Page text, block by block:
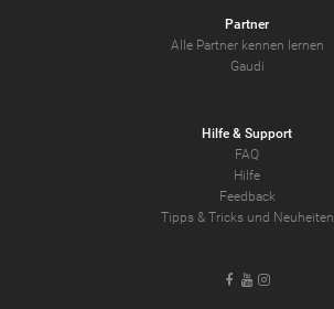
Partner
Alle Partner kennen lernen
Gaudi
Hilfe & Support
FAQ
Hilfe
Feedback
Tipps & Tricks und Neuheiten
Facebook
YoutubeInstagram